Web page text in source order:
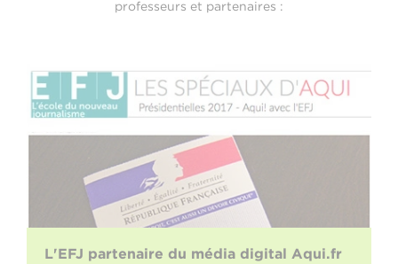
professeurs et partenaires :
L'EFJ partenaire du média digital Aqui.fr